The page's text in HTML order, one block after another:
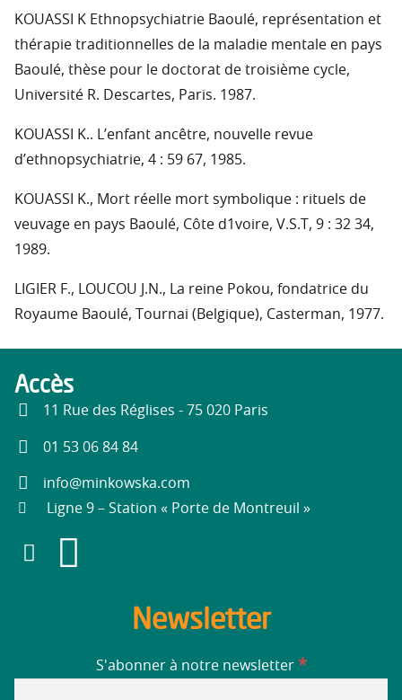
KOUASSI K Ethnopsychiatrie Baoulé, représentation et
thérapie traditionnelles de la maladie mentale en pays
Baoulé, thèse pour le doctorat de troisième cycle,
Université R. Descartes, Paris. 1987.
KOUASSI K.. L’enfant ancêtre, nouvelle revue
d’ethnopsychiatrie, 4 : 59 67, 1985.
KOUASSI K., Mort réelle mort symbolique : rituels de
veuvage en pays Baoulé, Côte d1voire, V.S.T, 9 : 32 34,
1989.
LIGIER F., LOUCOU J.N., La reine Pokou, fondatrice du
Royaume Baoulé, Tournai (Belgique), Casterman, 1977.
Accès
11 Rue des Réglises - 75 020 Paris
01 53 06 84 84
info@minkowska.com
Ligne 9 – Station « Porte de Montreuil »
Newsletter
S'abonner à notre newsletter *